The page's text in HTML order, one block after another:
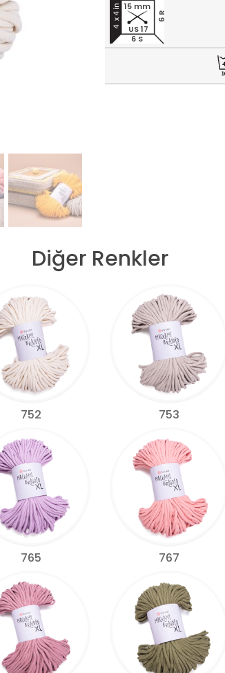
6 S
6 R
15 mm
US 17
Diğer Renkler
752 753
765 767